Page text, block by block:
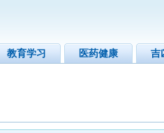
教育学习 医药健康 吉